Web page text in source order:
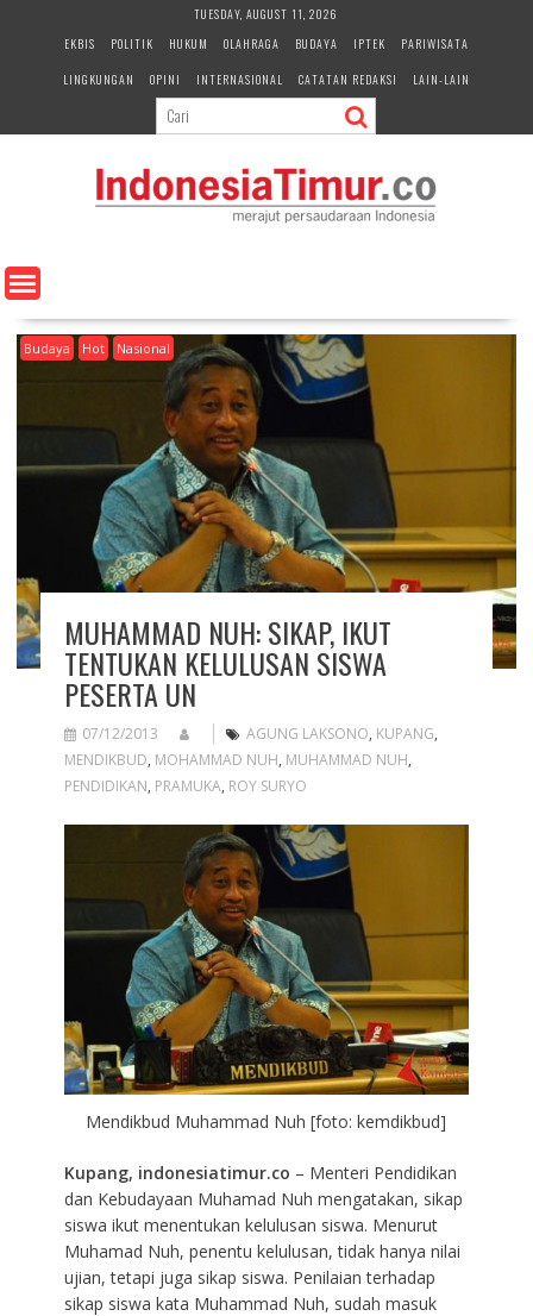
e
n
TUESDAY, AUGUST 11, 2026
EKBIS
POLITIK HUKUM OLAHRAGA BUDAYA IPTEK
PARIWISATA
LINGKUNGAN
OPINI INTERNASIONAL CATATAN REDAKSI LAIN-LAIN
Budaya Hot Nasional
MUHAMMAD NUH: SIKAP, IKUT
TENTUKAN KELULUSAN SISWA
PESERTA UN
07/12/2013 AGUNG LAKSONO, KUPANG,
MENDIKBUD, MOHAMMAD NUH, MUHAMMAD NUH,
PENDIDIKAN, PRAMUKA, ROY SURYO
Mendikbud Muhammad Nuh [foto: kemdikbud]
Kupang, indonesiatimur.co – Menteri Pendidikan
dan Kebudayaan Muhamad Nuh mengatakan, sikap
siswa ikut menentukan kelulusan siswa. Menurut
Muhamad Nuh, penentu kelulusan, tidak hanya nilai
ujian, tetapi juga sikap siswa. Penilaian terhadap
sikap siswa kata Muhammad Nuh, sudah masuk